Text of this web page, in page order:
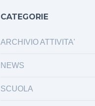
CATEGORIE
ARCHIVIO ATTIVITA'
NEWS
SCUOLA